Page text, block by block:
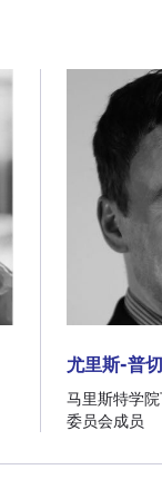
尤里斯-普
尤里斯-普
马里斯特学
委员会成员